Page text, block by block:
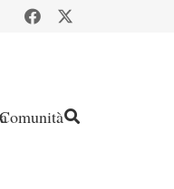
Comunità